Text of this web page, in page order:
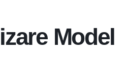
Model